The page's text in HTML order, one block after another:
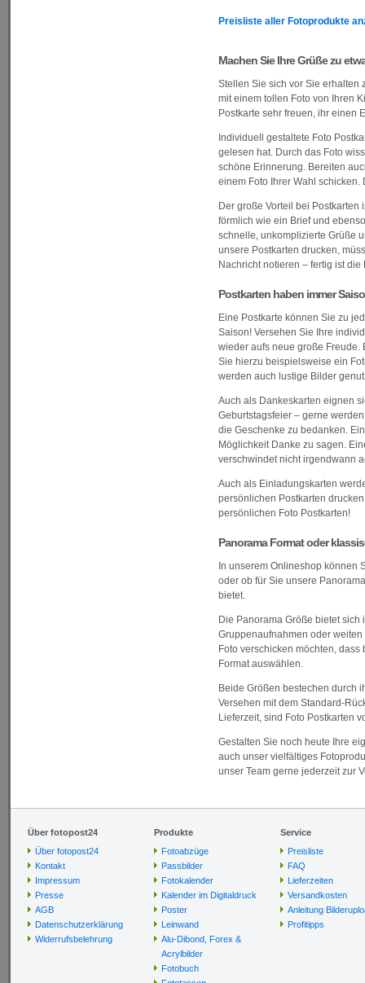
Preisliste aller Fotoprodukte
Machen Sie Ihre Grüße zu
Stellen Sie sich vor Sie erhalten
mit einem tollen Foto von Ihren
Postkarte sehr freuen, ihr einen
Individuell gestaltete Foto
gelesen hat. Durch das Foto
schöne Erinnerung. Bereiten
einem Foto Ihrer Wahl
Der große Vorteil bei
förmlich wie ein Brief und
schnelle, unkomplizierte Grüße
unsere Postkarten drucken,
Nachricht notieren – fertig ist die
Postkarten haben immer
Eine Postkarte können Sie zu
Saison! Versehen Sie Ihre
wieder aufs neue große Freude.
Sie hierzu beispielsweise ein
werden auch lustige Bilder
Auch als Dankeskarten eignen
Geburtstagsfeier – gerne
die Geschenke zu bedanken.
Möglichkeit Danke zu sagen.
verschwindet nicht irgendwann
Auch als Einladungskarten
persönlichen Postkarten
persönlichen Foto Postkarten!
Panorama Format oder
In unserem Onlineshop können
oder ob für Sie unsere
bietet.
Die Panorama Größe bietet
Gruppenaufnahmen oder
Foto verschicken möchten,
Format auswählen.
Beide Größen bestechen durch
Versehen mit dem Standard-
Lieferzeit, sind Foto Postkarten
Gestalten Sie noch heute Ihre
auch unser vielfältiges
unser Team gerne jederzeit zur
Über fotopost24
Über fotopost24
Kontakt
Impressum
Presse
AGB
Datenschutzerklärung
Widerrufsbelehrung
Produkte
Fotoabzüge
Passbilder
Fotokalender
Kalender im Digitaldruck
Poster
Leinwand
Alu-Dibond, Forex &
Acrylbilder
Fotobuch
Service
Preisliste
FAQ
Lieferzeiten
Versandkosten
Anleitung
Profitipps